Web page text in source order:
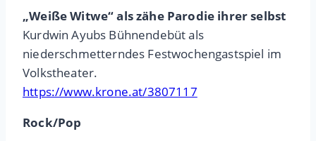
„Weiße Witwe“ als zähe Parodie ihrer selbst
Kurdwin Ayubs Bühnendebüt als
niederschmetterndes Festwochengastspiel im
Volkstheater.
https://www.krone.at/3807117
Rock/Pop